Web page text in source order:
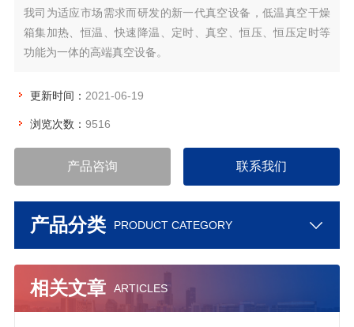
我司为适应市场需求而研发的新一代真空设备，低温真空干燥
箱集加热、恒温、快速降温、定时、真空、恒压、恒压定时等
功能为一体的高端真空设备。
更新时间： 2021-06-19
浏览次数： 9516
产品咨询 联系我们
产品分类 PRODUCT CATEGORY
相关文章 ARTICLES